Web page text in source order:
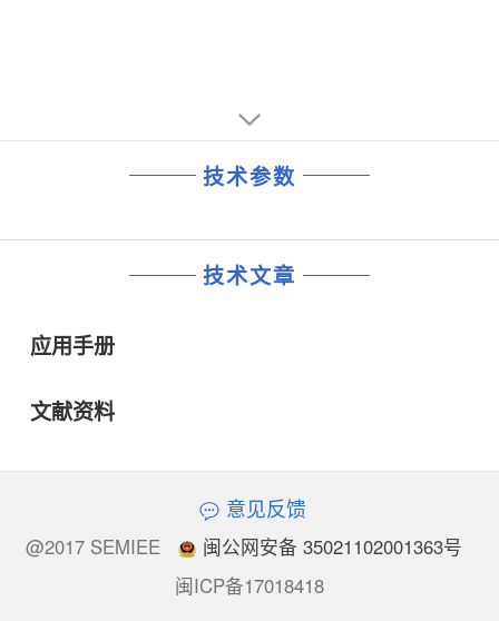
技术参数
技术文章
应用手册
文献资料
意见反馈
@2017 SEMIEE
闽公网安备 35021102001363号
闽ICP备17018418